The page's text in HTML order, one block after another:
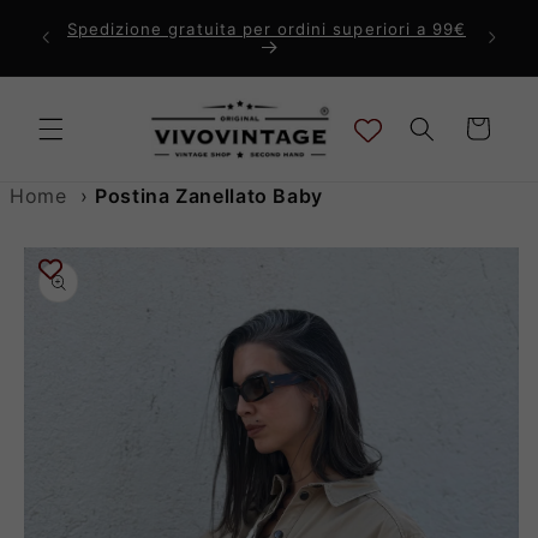
direttamente
ai contenuti
Spedizione gratuita per ordini superiori a 99€ Ti
Carrello
Home › Postina Zanellato Baby
Passa alle
informazioni
sul prodotto